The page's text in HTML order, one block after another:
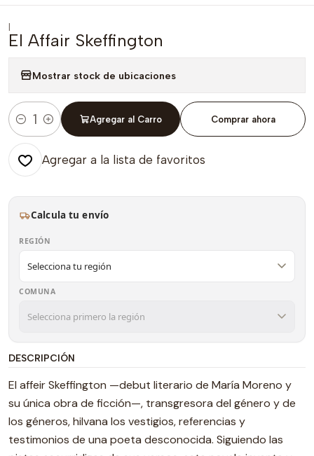
|
El Affair Skeffington
Mostrar stock de ubicaciones
Cantidad
Agregar al Carro Comprar ahora
Agregar a la lista de favoritos
Calcula tu envío
REGIÓN
COMUNA
DESCRIPCIÓN
El affeir Skeffington —debut literario de María Moreno y
su única obra de ficción—, transgresora del género y de
los géneros, hilvana los vestigios, referencias y
testimonios de una poeta desconocida. Siguiendo las